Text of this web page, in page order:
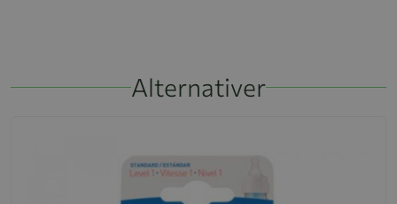
Alternativer